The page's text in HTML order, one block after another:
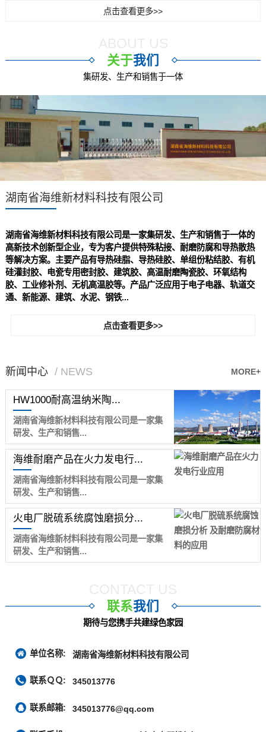
点击查看更多>>
关于我们
集研发、生产和销售于一体
湖南省海维新材料科技有限公司
湖南省海维新材料科技有限公司是一家集研发、生产和销售于一体的
高新技术创新型企业，专为客户提供特殊粘接、耐磨防腐和导热散热
等解决方案。主要产品有导热硅脂、导热硅胶、单组份粘结胶、有机
硅灌封胶、电瓷专用密封胶、建筑胶、高温耐磨陶瓷胶、环氧结构
胶、工业修补剂、无机高温胶等。产品广泛应用于电子电器、轨道交
通、新能源、建筑、水泥、钢铁...
点击查看更多>>
新闻中心 / NEWS MORE+
HW1000耐高温纳米陶...
湖南省海维新材料科技有限公司是一家集
研发、生产和销售...
海维耐磨产品在火力发电行...
湖南省海维新材料科技有限公司是一家集
研发、生产和销售...
火电厂脱硫系统腐蚀磨损分...
湖南省海维新材料科技有限公司是一家集
研发、生产和销售...
联系我们
期待与您携手共建绿色家园
单位名称: 湖南省海维新材料科技有限公司
联系ＱＱ: 345013776
联系邮箱: 345013776@qq.com